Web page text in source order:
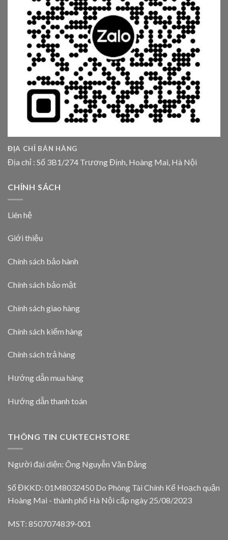
ĐỊA CHỈ BÁN HÀNG
Địa chỉ : Số 3B1/274 Trương Định, Hoàng Mai, Hà Nội
CHÍNH SÁCH
Liên hệ
Giới thiệu
Chính sách bảo hành
Chính sách bảo mật
Chính sách giao hàng
Chính sách kiểm hàng
Chính sách trả hàng
Hướng dẫn mua hàng
Hướng dẫn thanh toán
THÔNG TIN CUKTECHSTORE
Người đại diện: Ông Nguyễn Văn Đảng
Số ĐKKD: 01M8032450 Do Phòng Tài Chính Kế Hoạch quận
Hoàng Mai - thành phố Hà Nội cấp ngày 25/08/2023
MST: 8507074839-001